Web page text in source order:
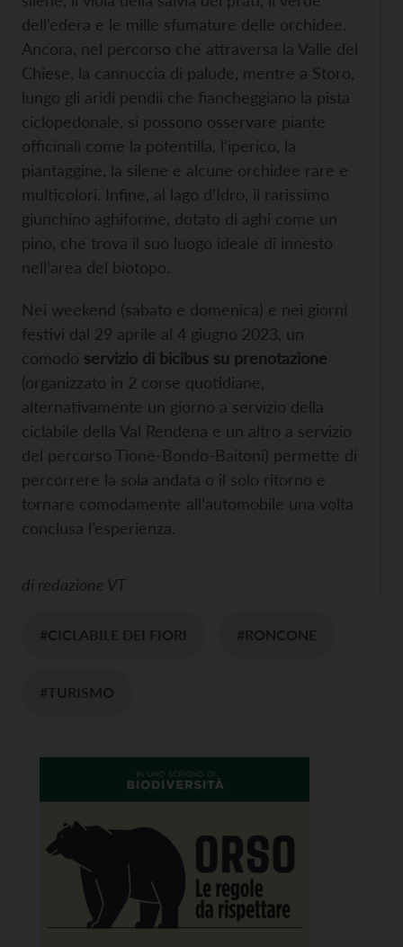
dell’edera e le mille sfumature delle orchidee.
Ancora, nel percorso che attraversa la Valle del
Chiese, la cannuccia di palude, mentre a Storo,
lungo gli aridi pendii che fiancheggiano la pista
ciclopedonale, si possono osservare piante
officinali come la potentilla, l’iperico, la
piantaggine, la silene e alcune orchidee rare e
multicolori. Infine, al lago d’Idro, il rarissimo
giunchino aghiforme, dotato di aghi come un
pino, che trova il suo luogo ideale di innesto
nell’area del biotopo.
Nei weekend (sabato e domenica) e nei giorni
festivi dal 29 aprile al 4 giugno 2023, un
comodo servizio di bicibus su prenotazione
(organizzato in 2 corse quotidiane,
alternativamente un giorno a servizio della
ciclabile della Val Rendena e un altro a servizio
del percorso Tione-Bondo-Baitoni) permette di
percorrere la sola andata o il solo ritorno e
tornare comodamente all’automobile una volta
conclusa l’esperienza.
di redazione VT
#CICLABILE DEI FIORI #RONCONE
#TURISMO